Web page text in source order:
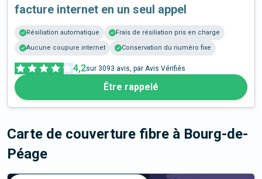
facture internet en un seul appel
Résiliation automatique
Frais de résiliation pris en charge
Aucune coupure internet
Conservation du numéro fixe
4,2sur 3093 avis, par Avis Vérifiés
Être rappelé
Carte de couverture fibre à Bourg-de-
Péage